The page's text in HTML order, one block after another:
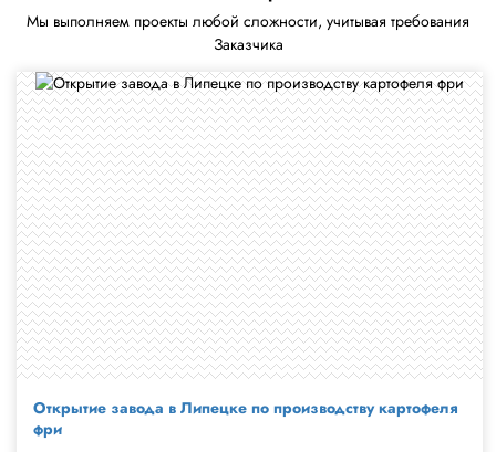
Мы выполняем проекты любой сложности, учитывая требования
Заказчика
Открытие завода в Липецке по производству картофеля
фри